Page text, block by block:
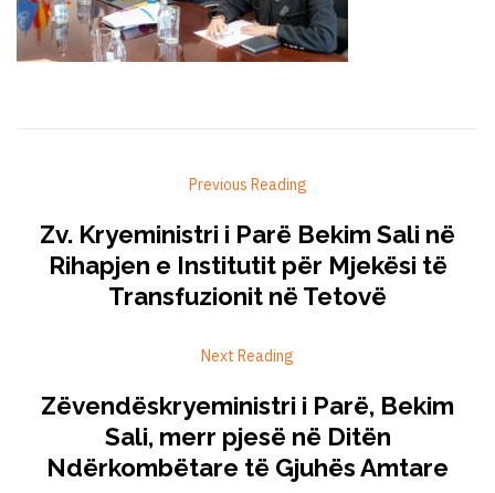
Previous Reading
Zv. Kryeministri i Parë Bekim Sali në
Rihapjen e Institutit për Mjekësi të
Transfuzionit në Tetovë
Next Reading
Zëvendëskryeministri i Parë, Bekim
Sali, merr pjesë në Ditën
Ndërkombëtare të Gjuhës Amtare